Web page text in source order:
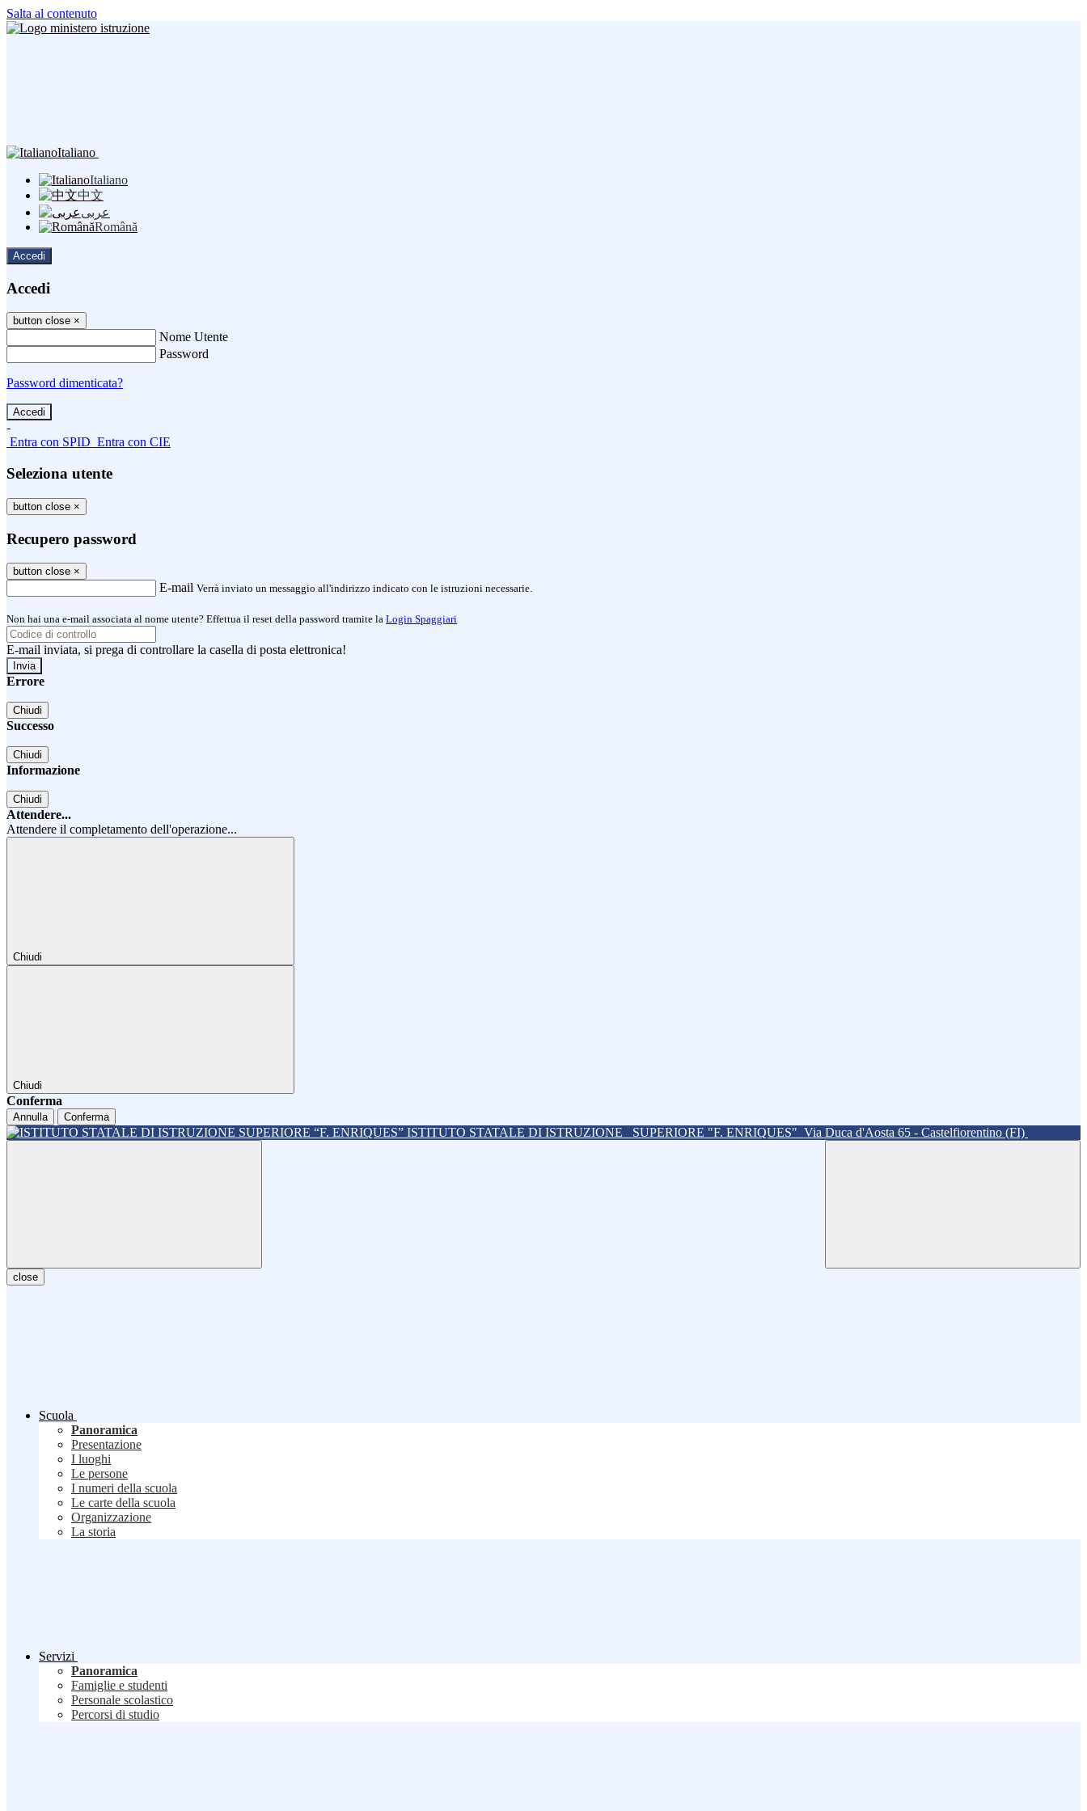
Salta al contenuto
Italiano
Italiano
中文
عربى
Română
Accedi
Accedi
button close ×
Nome Utente
Password
Password dimenticata?
-
Entra con SPID Entra con CIE
Seleziona utente
button close ×
Recupero password
button close ×
E-mail Verrà inviato un messaggio all'indirizzo indicato con le istruzioni necessarie.
Non hai una e-mail associata al nome utente? Effettua il reset della password tramite la Login Spaggiari
E-mail inviata, si prega di controllare la casella di posta elettronica!
Errore
Chiudi
Successo
Chiudi
Informazione
Chiudi
Attendere...
Attendere il completamento dell'operazione...
Chiudi
Chiudi
Conferma
Annulla Conferma
ISTITUTO STATALE DI ISTRUZIONE SUPERIORE "F. ENRIQUES" Via Duca d'Aosta 65 - Castelfiorentino (FI)
close
Scuola
Panoramica
Presentazione
I luoghi
Le persone
I numeri della scuola
Le carte della scuola
Organizzazione
La storia
Servizi
Panoramica
Famiglie e studenti
Personale scolastico
Percorsi di studio